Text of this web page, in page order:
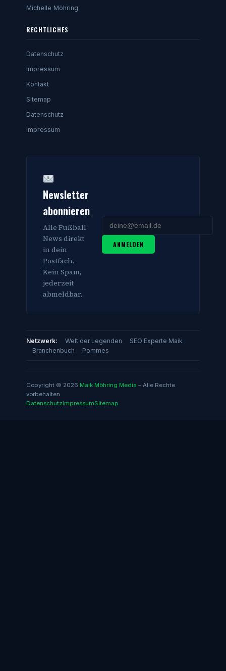
Michelle Möhring
RECHTLICHES
Datenschutz
Impressum
Kontakt
Sitemap
Datenschutz
Impressum
Newsletter
abonnieren
Alle Fußball-
News direkt
in dein
Postfach.
Kein Spam,
jederzeit
abmeldbar.
ANMELDEN
Netzwerk: Welt der Legenden
SEO Experte Maik
Branchenbuch
Pommes
Copyright © 2026 Maik Möhring Media – Alle Rechte
vorbehalten
DatenschutzImpressumSitemap